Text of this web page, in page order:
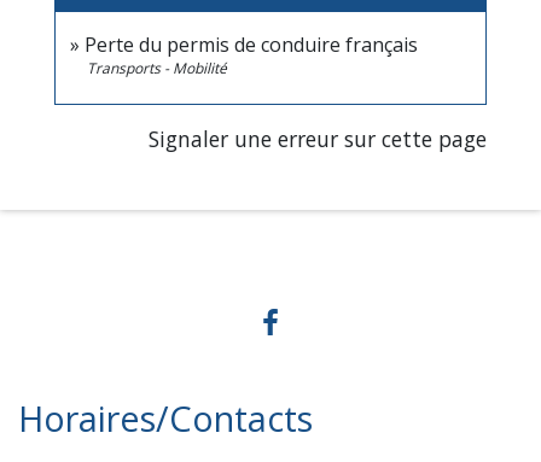
Perte du permis de conduire français
Transports - Mobilité
Signaler une erreur sur cette page
Horaires/Contacts